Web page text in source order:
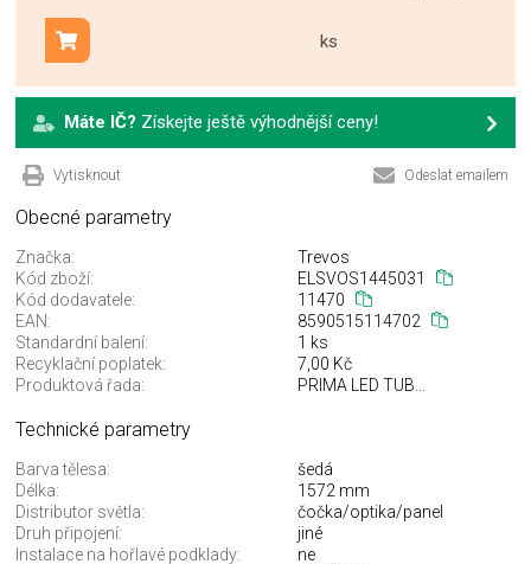
ks
Přidat do košíku
Máte IČ? Získejte ještě výhodnější ceny!
Vytisknout Odeslat emailem
Obecné parametry
Značka:
Trevos
Kód zboží:
ELSVOS1445031
Kód dodavatele:
11470
EAN:
8590515114702
Standardní balení:
1 ks
Recyklační poplatek:
7,00 Kč
Produktová řada:
PRIMA LED TUBE SLIM
Technické parametry
Barva tělesa:
šedá
Délka:
1572 mm
Distributor světla:
čočka/optika/panel
Druh připojení:
jiné
Instalace na hořlavé podklady:
ne